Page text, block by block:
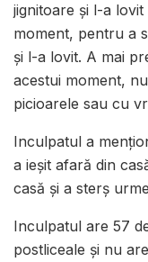
jignitoare şi l-a
moment, pentru a
şi l-a lovit. A mai
acestui moment,
picioarele sau cu
Inculpatul a
a ieşit afară din
casă şi a sterş
Inculpatul are 57
postliceale şi nu